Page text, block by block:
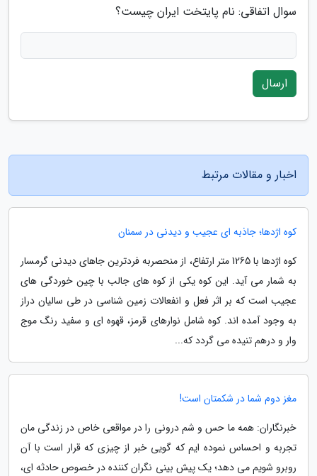
سوال اتفاقی: نام پایتخت ایران چیست؟
ارسال
اخبار و مقالات مرتبط
کوه اژدها؛ جاذبه ای عجیب و دیدنی در سمنان
کوه اژدها با 1265 متر ارتفاع، از منحصربه فردترین جاهای دیدنی گرمسار
به شمار می آید. این کوه یکی از کوه های جالب با چین خوردگی های
عجیب است که بر اثر فعل و انفعالات زمین شناسی در طی سالیان دراز
به وجود آمده اند. کوه شامل نوارهای قرمز، قهوه ای و سفید رنگ موج
وار و درهم تنیده می گردد که...
مغز دوم شما در شکمتان است!
خبرنگاران: همه ما حس و شم درونی را در مواقعی خاص در زندگی مان
تجربه و احساس نموده ایم که گویی خبر از چیزی که قرار است با آن
روبرو شویم می دهد؛ یک پیش بینی نگران کننده در خصوص حادثه ای،